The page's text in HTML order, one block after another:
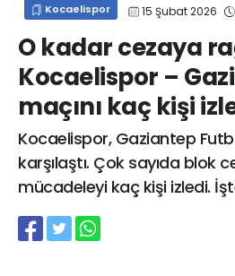
Kocaelispor 15 Şubat 2026
O kadar cezaya
Kocaelispor –
maçını kaç kişi
Kocaelispor, Gaziantep
karşılaştı. Çok sayıda blok
mücadeleyi kaç kişi izledi.